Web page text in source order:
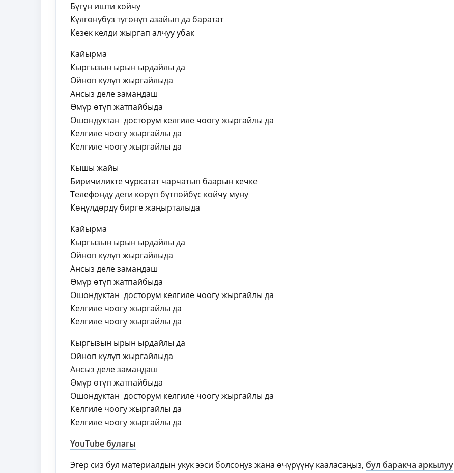
Бүгүн ишти койчу
Күлгөнүбүз түгөнүп азайып да баратат
Кезек келди жыргап алчуу убак
Кайырма
Кыргызын ырын ырдайлы да
Ойноп күлүп жыргайлыда
Ансыз деле замандаш
Өмүр өтүп жатпайбыда
Ошондуктан досторум келгиле чоогу жыргайлы да
Келгиле чоогу жыргайлы да
Келгиле чоогу жыргайлы да
Кышы жайы
Биричиликте чуркатат чарчатып баарын кечке
Телефонду деги көрүп бүтпөйбүс койчу муну
Көңүлдөрдү бирге жаңырталыда
Кайырма
Кыргызын ырын ырдайлы да
Ойноп күлүп жыргайлыда
Ансыз деле замандаш
Өмүр өтүп жатпайбыда
Ошондуктан досторум келгиле чоогу жыргайлы да
Келгиле чоогу жыргайлы да
Келгиле чоогу жыргайлы да
Кыргызын ырын ырдайлы да
Ойноп күлүп жыргайлыда
Ансыз деле замандаш
Өмүр өтүп жатпайбыда
Ошондуктан досторум келгиле чоогу жыргайлы да
Келгиле чоогу жыргайлы да
Келгиле чоогу жыргайлы да
YouTube булагы
Эгер сиз бул материалдын укук ээси болсоңуз жана өчүрүүнү кааласаңыз, бул баракча аркылуу